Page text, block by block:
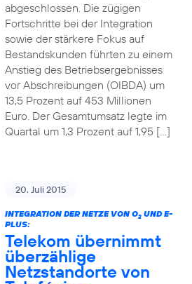
abgeschlossen. Die zügigen
Fortschritte bei der Integration
sowie der stärkere Fokus auf
Bestandskunden führten zu einem
Anstieg des Betriebsergebnisses
vor Abschreibungen (OIBDA) um
13,5 Prozent auf 453 Millionen
Euro. Der Gesamtumsatz legte im
Quartal um 1,3 Prozent auf 1,95 […]
20. Juli 2015
INTEGRATION DER NETZE VON O2UND E-
PLUS:
Telekom übernimmt
überzählige
Netzstandorte von